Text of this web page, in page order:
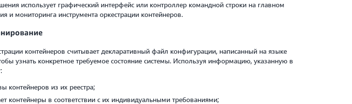
использует графический интерфейс или контроллер командной строки на главном
и мониторинга инструмента оркестрации контейнеров.
контейнеров считывает декларативный файл конфигурации, написанный на языке
узнать конкретное требуемое состояние системы. Используя информацию, указанную в
контейнеров из их реестра;
контейнеры в соответствии с их индивидуальными требованиями;